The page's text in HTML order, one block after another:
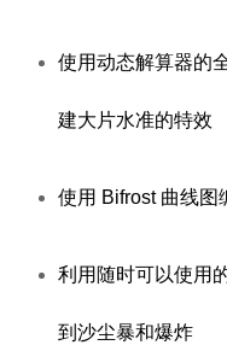
使用动态解算器的
建大片水准的特效
使用 Bifrost 曲线图
利用随时可以使用
到沙尘暴和爆炸